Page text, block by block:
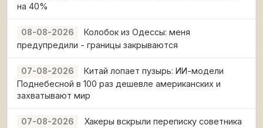
на 40%
08-08-2026
Колобок из Одессы: меня
предупредили - границы закрываются
07-08-2026
Китай лопает пузырь: ИИ-модели
Поднебесной в 100 раз дешевле американских и
захватывают мир
07-08-2026
Хакеры вскрыли переписку советника